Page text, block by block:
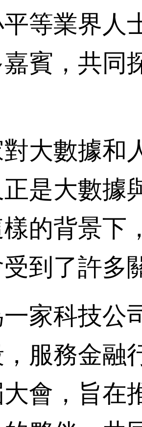
等業界人
賓，共同
數據和
是大數據
的背景下
到了許多
科技公
服務金融
會，旨在